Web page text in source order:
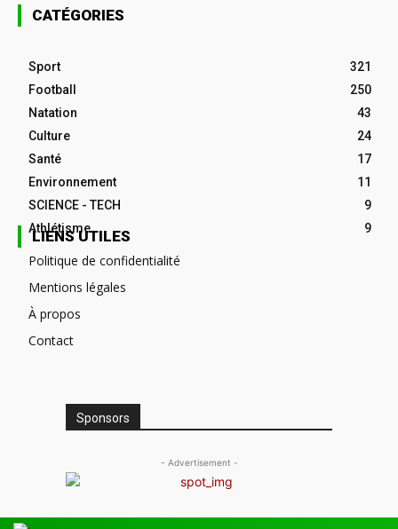
CATÉGORIES
Sport
321
Football
250
Natation
43
Culture
24
Santé
17
Environnement
11
SCIENCE - TECH
9
Athlétisme
9
LIENS UTILES
Politique de confidentialité
Mentions légales
À propos
Contact
Sponsors
- Advertisement -